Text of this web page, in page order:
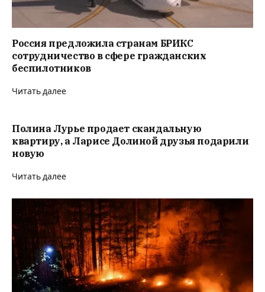
Россия предложила странам БРИКС
сотрудничество в сфере гражданских
беспилотников
Читать далее
Полина Лурье продает скандальную
квартиру, а Ларисе Долиной друзья подарили
новую
Читать далее